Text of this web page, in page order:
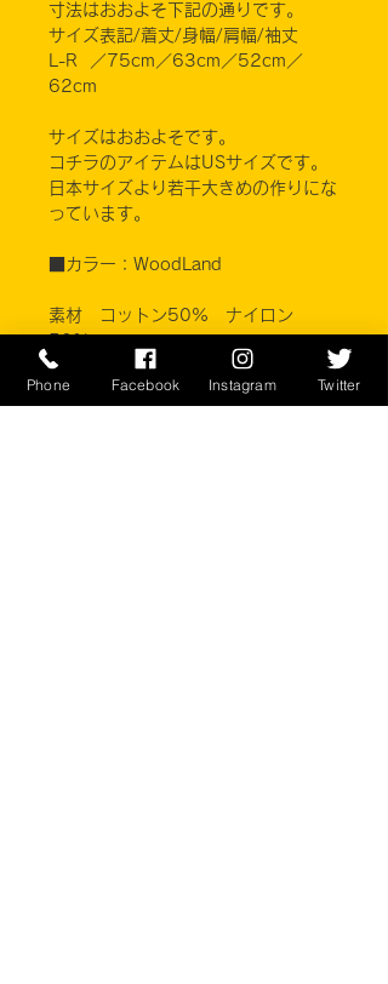
寸法はおおよそ下記の通りです。
サイズ表記/着丈/身幅/肩幅/袖丈
L-R ／75cm／63cm／52cm／
62cm
サイズはおおよそです。
コチラのアイテムはUSサイズです。
日本サイズより若干大きめの作りにな
っています。
■カラー：WoodLand
素材 コットン50% ナイロン
※ご注意ください
Phone Facebook Instagram Twitter